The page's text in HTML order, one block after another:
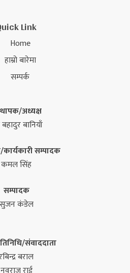
Link
Home
हाम्रो बारेमा
सम्पर्क
अध्यक्ष
बानियाँ
सम्पादक
कमल सिंह
सम्पादक
सुजन कंडेल
संवाददाता
बराल